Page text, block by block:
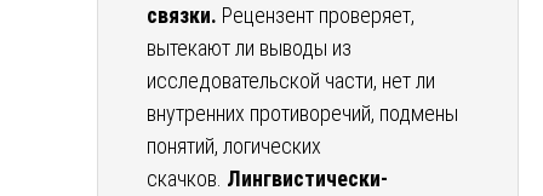
связки. Рецензент проверяет,
вытекают ли выводы из
исследовательской части, нет ли
внутренних противоречий, подмены
понятий, логических
скачков. Лингвистически-